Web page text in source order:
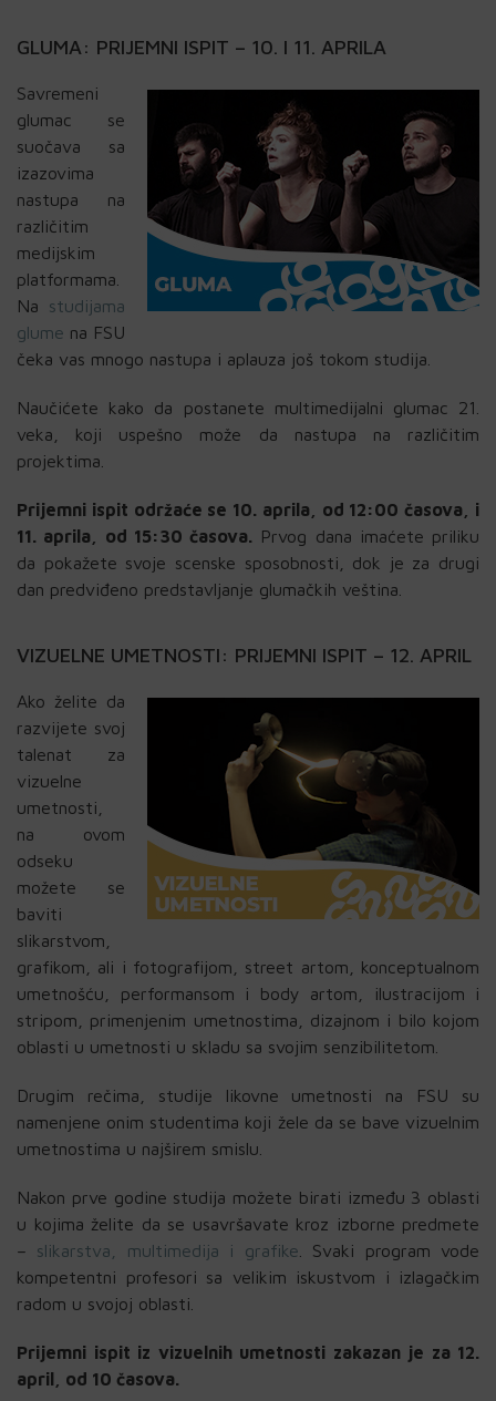
GLUMA: PRIJEMNI ISPIT – 10. I 11. APRILA
Savremeni
glumac se
suočava sa
izazovima
nastupa na
različitim
medijskim
platformama.
Na studijama
glume na FSU
čeka vas mnogo nastupa i aplauza još tokom studija.
Naučićete kako da postanete multimedijalni glumac 21.
veka, koji uspešno može da nastupa na različitim
projektima.
Prijemni ispit održaće se 10. aprila, od 12:00 časova, i
11. aprila, od 15:30 časova. Prvog dana imaćete priliku
da pokažete svoje scenske sposobnosti, dok je za drugi
dan predviđeno predstavljanje glumačkih veština.
VIZUELNE UMETNOSTI: PRIJEMNI ISPIT – 12. APRIL
Ako želite da
razvijete svoj
talenat za
vizuelne
umetnosti,
na ovom
odseku
možete se
baviti
slikarstvom,
grafikom, ali i fotografijom, street artom, konceptualnom
umetnošću, performansom i body artom, ilustracijom i
stripom, primenjenim umetnostima, dizajnom i bilo kojom
oblasti u umetnosti u skladu sa svojim senzibilitetom.
Drugim rečima, studije likovne umetnosti na FSU su
namenjene onim studentima koji žele da se bave vizuelnim
umetnostima u najširem smislu.
Nakon prve godine studija možete birati između 3 oblasti
u kojima želite da se usavršavate kroz izborne predmete
– slikarstva, multimedija i grafike . Svaki program vode
kompetentni profesori sa velikim iskustvom i izlagačkim
radom u svojoj oblasti.
Prijemni ispit iz vizuelnih umetnosti zakazan je za 12.
april, od 10 časova.